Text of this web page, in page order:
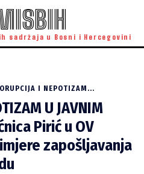
sadržaja u Bosni i Hercegovini
I NEPOTIZAM...
U JAVNIM
Pirić u OV
zapošljavanja